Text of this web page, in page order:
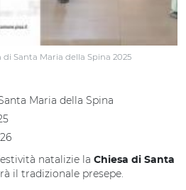
di Santa Maria della Spina 2025
Maria della Spina
natalizie la Chiesa di Santa
il tradizionale presepe.